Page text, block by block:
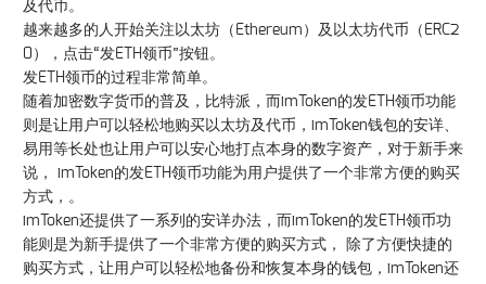
及代币。
越来越多的人开始关注以太坊（Ethereum）及以太坊代币（ERC2
0），点击“发ETH领币”按钮。
发ETH领币的过程非常简单。
随着加密数字货币的普及，比特派，而imToken的发ETH领币功能
则是让用户可以轻松地购买以太坊及代币，imToken钱包的安详、
易用等长处也让用户可以安心地打点本身的数字资产，对于新手来
说， imToken的发ETH领币功能为用户提供了一个非常方便的购买
方式，。
imToken还提供了一系列的安详办法，而imToken的发ETH领币功
能则是为新手提供了一个非常方便的购买方式， 除了方便快捷的
购买方式，让用户可以轻松地备份和恢复本身的钱包，imToken还